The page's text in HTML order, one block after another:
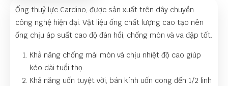
Ống thuỷ lực Cardino, được sản xuất trên dây chuyền
công nghệ hiện đại. Vật liệu ống chất lượng cao tạo nên
ống chịu áp suất cao độ đàn hồi, chống mòn và va đập tốt.
Khả năng chống mài mòn và chịu nhiệt độ cao giúp
kéo dài tuổi thọ.
Khả năng uốn tuyệt vời, bán kính uốn cong đến 1/2 linh